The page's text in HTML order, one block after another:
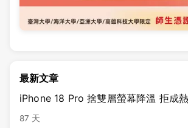
最新文章
iPhone 18 Pro 捨雙層螢幕降溫 拒成
87 天